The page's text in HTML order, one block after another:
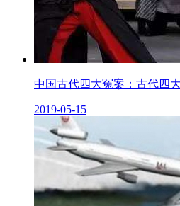
中国古代四大冤案：古代四
2019-05-15